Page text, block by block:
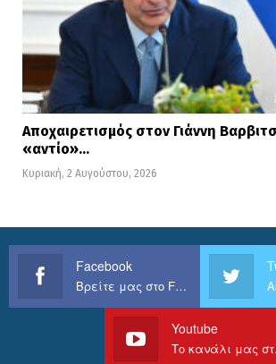
Αποχαιρετισμός στον Γιάννη
«αντίο»…
Κυριακή, 2 Αυγούστου, 2026
Facebook
Βρείτε μας στο Facebook
Youtube
Το